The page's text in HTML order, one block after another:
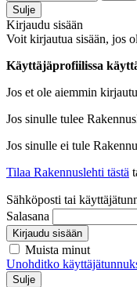
Sulje
Kirjaudu sisään
Voit kirjautua sisään, jos
Käyttäjäprofiilissa
Jos et ole aiemmin
Jos sinulle tulee
Jos sinulle ei tule
Tilaa Rakennuslehti tästä
Sähköposti tai
Salasana
Kirjaudu sisään
Muista minut
Unohditko
Sulje